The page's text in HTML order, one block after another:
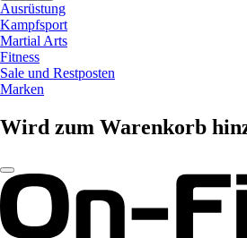
Ausrüstung
Kampfsport
Martial Arts
Fitness
Sale und Restposten
Marken
Wird zum Warenkorb